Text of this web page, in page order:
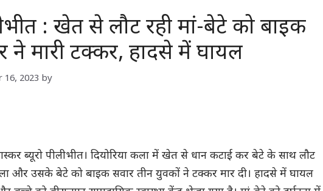
: खेत से लौट रही मां-बेटे को बाइक
ने मारी टक्कर, हादसे में घायल
2023 by
ब्यूरो पीलीभीत। दियोरिया कला में खेत से धान कटाई कर बेटे के साथ लौट
और उसके बेटे को बाइक सवार तीन युवकों ने टक्कर मार दी। हादसे में घायल